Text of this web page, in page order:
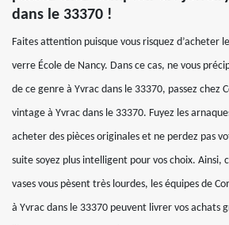
dans le 33370 !
Faites attention puisque vous risquez d’acheter
verre École de Nancy. Dans ce cas, ne vous
de ce genre à Yvrac dans le 33370, passez chez
vintage à Yvrac dans le 33370. Fuyez les
acheter des pièces originales et ne perdez pas
suite soyez plus intelligent pour vos choix. Ainsi,
vases vous pèsent très lourdes, les équipes de
à Yvrac dans le 33370 peuvent livrer vos achats